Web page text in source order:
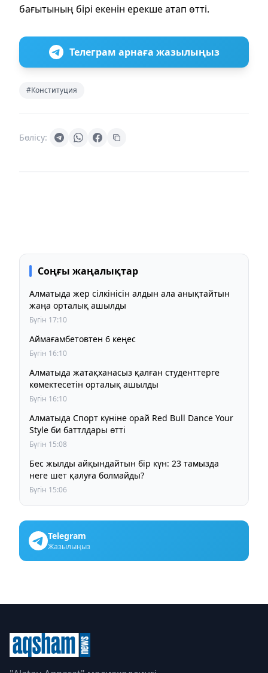
бағытының бірі екенін ерекше атап өтті.
Телеграм арнаға жазылыңыз
#Конституция
Бөлісу:
Соңғы жаңалықтар
Алматыда жер сілкінісін алдын ала анықтайтын
жаңа орталық ашылды
Бүгін 17:10
Аймағамбетовтен 6 кеңес
Бүгін 16:10
Алматыда жатақханасыз қалған студенттерге
көмектесетін орталық ашылды
Бүгін 16:10
Алматыда Спорт күніне орай Red Bull Dance Your
Style би баттлдары өтті
Бүгін 15:08
Бес жылды айқындайтын бір күн: 23 тамызда
неге шет қалуға болмайды?
Бүгін 15:06
Telegram
Жазылыңыз